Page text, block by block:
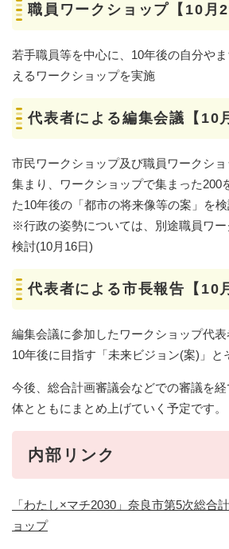
職員ワークショップ【10月2
若手職員等を中心に、10年後の自分や
えるワークショップを実施
代表者による編集会議【10
市民ワークショップ及び職員ワークシ
集まり、ワークショップで集まった200
た10年後の「都市の将来像等の案」を
※行政の姿勢については、別途職員ワ
検討(10月16日)
代表者による市長報告【10
編集会議に参加したワークショップ代表
10年後に目指す「未来ビジョン(案)」と
今後、総合計画審議会などでの審議を
体とともにまとめ上げていく予定です。
内部リンク
「わたし×マチ2030」奈良市第5次総合
ョップ